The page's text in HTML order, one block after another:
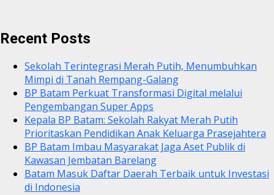
Recent Posts
Sekolah Terintegrasi Merah Putih, Menumbuhkan
Mimpi di Tanah Rempang-Galang
BP Batam Perkuat Transformasi Digital melalui
Pengembangan Super Apps
Kepala BP Batam: Sekolah Rakyat Merah Putih
Prioritaskan Pendidikan Anak Keluarga Prasejahtera
BP Batam Imbau Masyarakat Jaga Aset Publik di
Kawasan Jembatan Barelang
Batam Masuk Daftar Daerah Terbaik untuk Investasi
di Indonesia